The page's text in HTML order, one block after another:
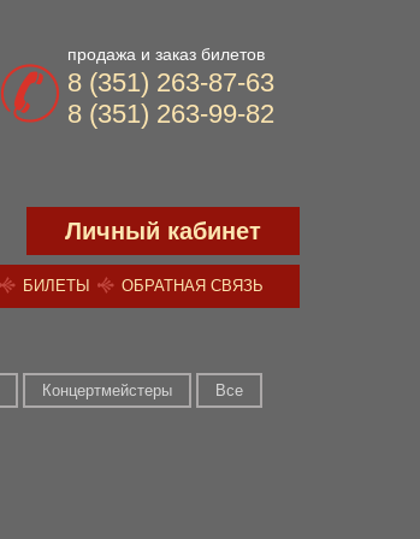
продажа и заказ билетов
8 (351) 263-87-63
8 (351) 263-99-82
Личный кабинет
БИЛЕТЫ ОБРАТНАЯ СВЯЗЬ
Концертмейстеры Все